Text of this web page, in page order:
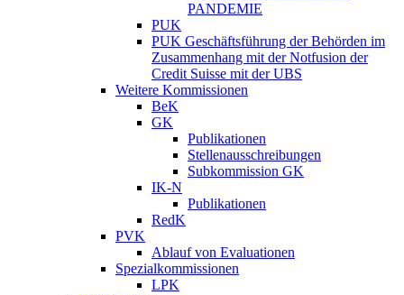
PANDEMIE
PUK
PUK Geschäftsführung der Behörden im
Zusammenhang mit der Notfusion der
Credit Suisse mit der UBS
Weitere Kommissionen
BeK
GK
Publikationen
Stellenausschreibungen
Subkommission GK
IK-N
Publikationen
RedK
PVK
Ablauf von Evaluationen
Spezialkommissionen
LPK